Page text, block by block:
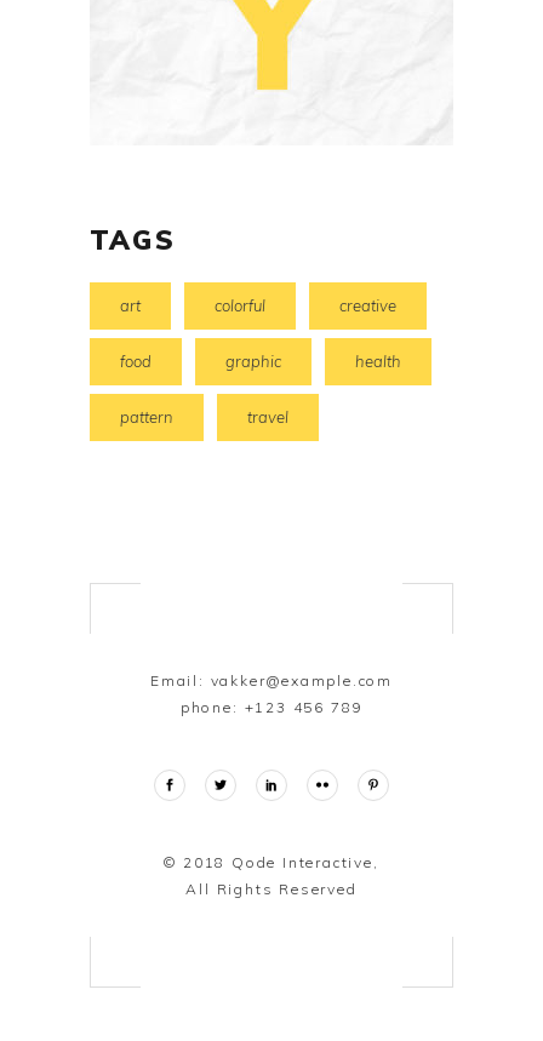
TAGS
art colorful creative
food graphic health
pattern travel
Email: vakker@example.com
phone: +123 456 789
© 2018 Qode Interactive,
All Rights Reserved